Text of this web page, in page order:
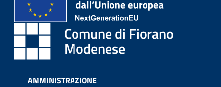
r
a
n
o
Comune di Fiorano
Modenese
AMMINISTRAZIONE